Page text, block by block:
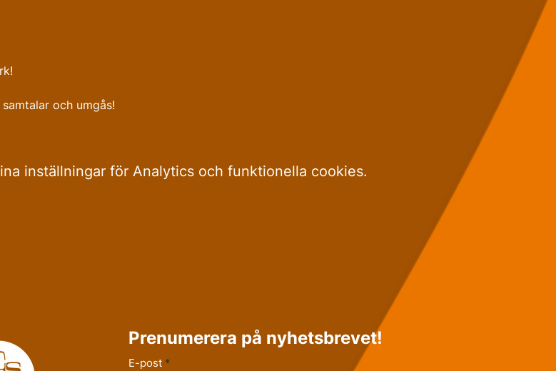
och umgås!
inställningar för Analytics och funktionella cookies.
Prenumerera på nyhetsbrevet!
E-post